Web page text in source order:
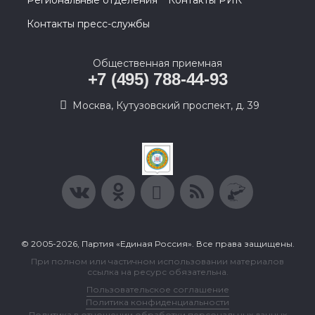
Контакты пресс-службы
Общественная приемная
+7 (495) 788-44-93
Москва, Кутузовский проспект, д. 39
© 2005-2026, Партия «Единая Россия». Все права защищены.
При полном или частичном использовании материалов
ссылка на ресурс обязательна.
Пользовательское соглашение
Политика конфиденциальности